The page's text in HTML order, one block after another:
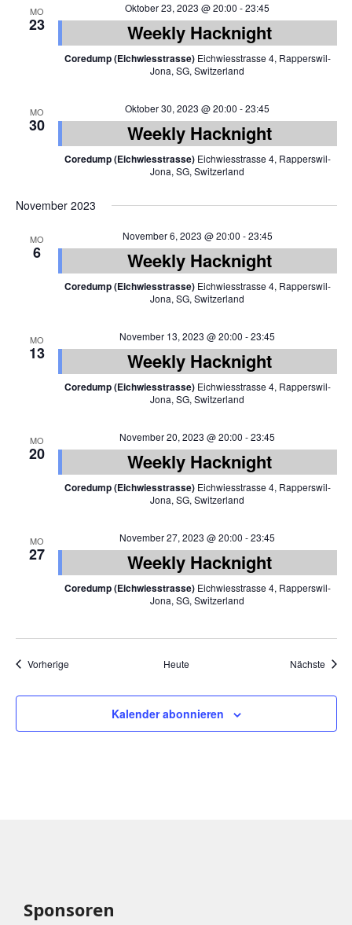
MO
23
Oktober 23, 2023 @ 20:00 -23:45
Weekly Hacknight
Coredump (Eichwiesstrasse) Eichwiesstrasse 4, Rapperswil-
Jona, SG, Switzerland
MO
30
Oktober 30, 2023 @ 20:00 -23:45
Weekly Hacknight
Coredump (Eichwiesstrasse) Eichwiesstrasse 4, Rapperswil-
Jona, SG, Switzerland
November 2023
MO
6
November 6, 2023 @ 20:00 -23:45
Weekly Hacknight
Coredump (Eichwiesstrasse) Eichwiesstrasse 4, Rapperswil-
Jona, SG, Switzerland
MO
13
November 13, 2023 @ 20:00 -23:45
Weekly Hacknight
Coredump (Eichwiesstrasse) Eichwiesstrasse 4, Rapperswil-
Jona, SG, Switzerland
MO
20
November 20, 2023 @ 20:00 -23:45
Weekly Hacknight
Coredump (Eichwiesstrasse) Eichwiesstrasse 4, Rapperswil-
Jona, SG, Switzerland
MO
27
November 27, 2023 @ 20:00 -23:45
Weekly Hacknight
Coredump (Eichwiesstrasse) Eichwiesstrasse 4, Rapperswil-
Jona, SG, Switzerland
VorherigeVeranstaltungen Heute Nächste
Kalender abonnieren
Sponsoren